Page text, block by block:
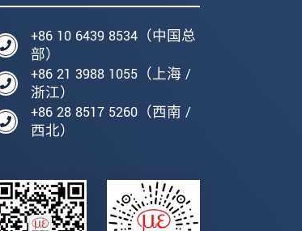
+86 10 6439 8534（中国总
部）
+86 21 3988 1055（上海 /
浙江）
+86 28 8517 5260（西南 /
西北）